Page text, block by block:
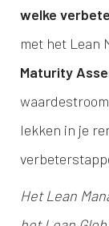
welke
met het Lean
Maturity
lekken in je
Het Lean